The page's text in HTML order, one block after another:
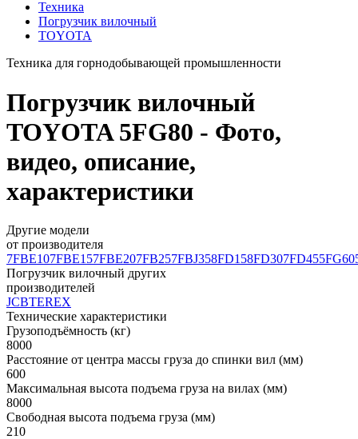
Техника
Погрузчик вилочный
TOYOTA
Техника для горнодобывающей промышленности
Погрузчик вилочный
TOYOTA 5FG80 - Фото,
видео, описание,
характеристики
Другие модели
от производителя
7FBE107FBE157FBE207FB257FBJ358FD158FD307FD455FG60
Погрузчик вилочный других
производителей
JCBTEREX
Технические характеристики
Грузоподъёмность (кг)
8000
Расстояние от центра массы груза до спинки вил (мм)
600
Максимальная высота подъема груза на вилах (мм)
8000
Свободная высота подъема груза (мм)
210